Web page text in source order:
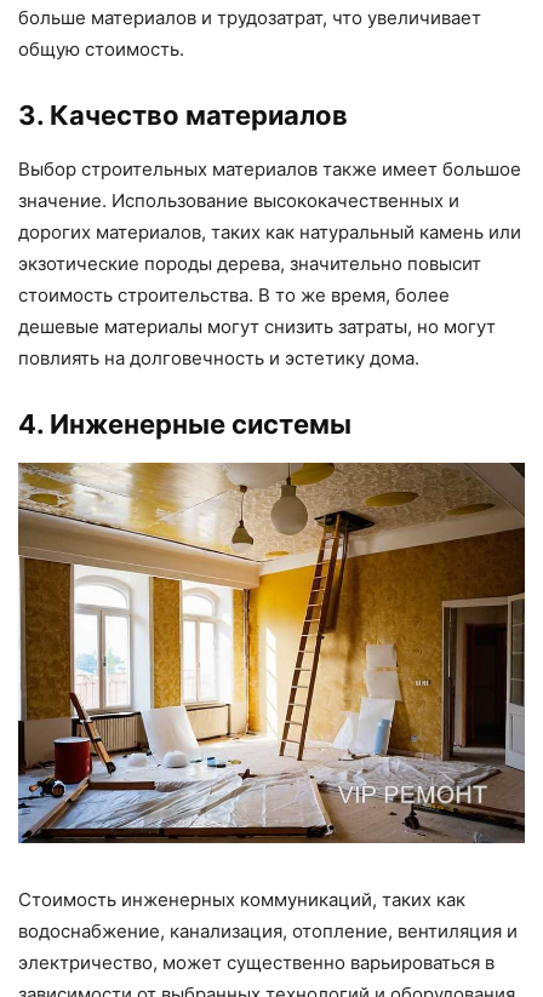
больше материалов и трудозатрат, что увеличивает
общую стоимость.
3. Качество материалов
Выбор строительных материалов также имеет большое
значение. Использование высококачественных и
дорогих материалов, таких как натуральный камень или
экзотические породы дерева, значительно повысит
стоимость строительства. В то же время, более
дешевые материалы могут снизить затраты, но могут
повлиять на долговечность и эстетику дома.
4. Инженерные системы
Стоимость инженерных коммуникаций, таких как
водоснабжение, канализация, отопление, вентиляция и
электричество, может существенно варьироваться в